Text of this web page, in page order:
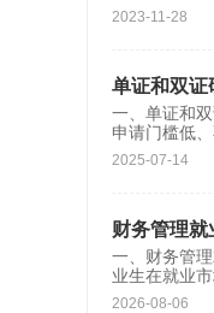
2023-11-28
单证和双证
一、单证和
申请门槛低
2025-07-14
财务管理就
一、财务管
业生在就业
2026-08-06